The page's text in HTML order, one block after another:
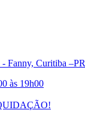
Fanny, Curitiba –PR
às 19h00